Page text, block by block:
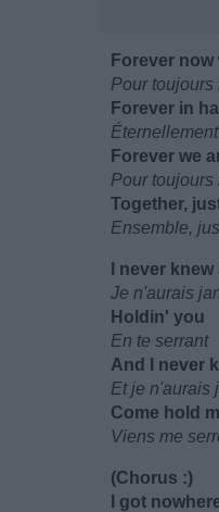
Forever now
Pour toujours
Forever in
Éternellement
Forever we
Pour toujours
Together,
Ensemble,
I never
Je n'aurais
Holdin' you
En te serrant
And I never
Et je n'aurais
Come hold
Viens me
(Chorus :)
I got